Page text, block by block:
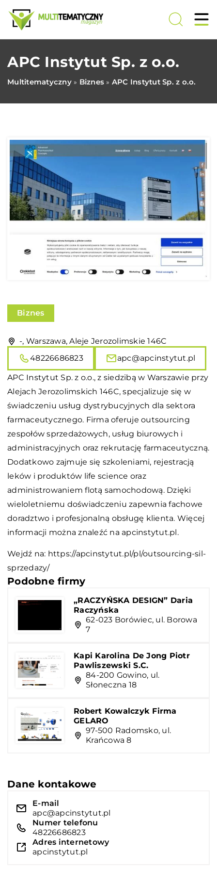
APC Instytut Sp. z o.o.
Multitematyczny» Biznes » APC Instytut Sp. z o.o.
Biznes
-, Warszawa, Aleje Jerozolimskie 146C
48226686823
apc@apcinstytut.pl
APC Instytut Sp. z o.o., z siedzibą w Warszawie przy
Alejach Jerozolimskich 146C, specjalizuje się w
świadczeniu usług dystrybucyjnych dla sektora
farmaceutycznego. Firma oferuje outsourcing
zespołów sprzedażowych, usług biurowych i
administracyjnych oraz rekrutację farmaceutyczną.
Dodatkowo zajmuje się szkoleniami, rejestracją
leków i produktów life science oraz
administrowaniem flotą samochodową. Dzięki
wieloletniemu doświadczeniu zapewnia fachowe
doradztwo i profesjonalną obsługę klienta. Więcej
informacji można znaleźć na apcinstytut.pl.
Wejdź na: https://apcinstytut.pl/pl/outsourcing-sil-
sprzedazy/
Podobne firmy
„RACZYŃSKA DESIGN” Daria
Raczyńska
62-023 Borówiec, ul. Borowa
7
Kapi Karolina De Jong Piotr
Pawliszewski S.C.
84-200 Gowino, ul.
Słoneczna 18
Robert Kowalczyk Firma
GELARO
97-500 Radomsko, ul.
Krańcowa 8
Dane kontakowe
E-mail
apc@apcinstytut.pl
Numer telefonu
48226686823
Adres internetowy
apcinstytut.pl